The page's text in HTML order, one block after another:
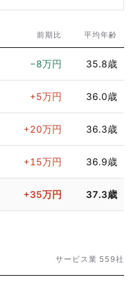
前期比 平均年齢
−8万円 35.8歳
+5万円 36.0歳
+20万円 36.3歳
+15万円 36.9歳
+35万円 37.3歳
サービス業 559社